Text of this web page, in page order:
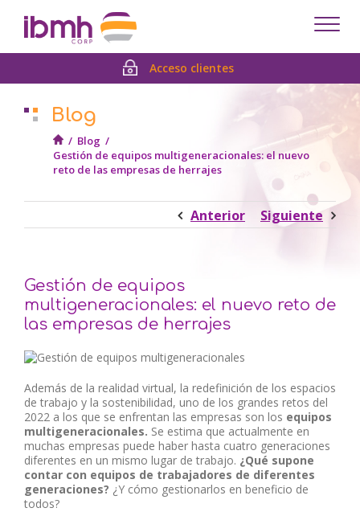
Acceso clientes
Blog
/ Blog /
Gestión de equipos multigeneracionales: el nuevo
reto de las empresas de herrajes
Anterior Siguiente
Gestión de equipos
multigeneracionales: el nuevo reto de
las empresas de herrajes
Además de la realidad virtual, la redefinición de los espacios
de trabajo y la sostenibilidad, uno de los grandes retos del
2022 a los que se enfrentan las empresas son los equipos
multigeneracionales. Se estima que actualmente en
muchas empresas puede haber hasta cuatro generaciones
diferentes en un mismo lugar de trabajo. ¿Qué supone
contar con equipos de trabajadores de diferentes
generaciones? ¿Y cómo gestionarlos en beneficio de
todos?